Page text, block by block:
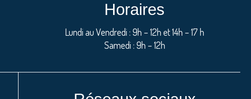
Horaires
Lundi au Vendredi : 9h – 12h et 14h – 17 h
Samedi : 9h – 12h